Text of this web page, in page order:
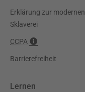
Erklärung zur modernen
Sklaverei
CCPA
Barrierefreiheit
Lernen